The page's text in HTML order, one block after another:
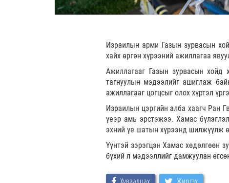
Израилын арми Газын зурвасын
хайх өргөн хүрээний ажиллагаа
Ажиллагааг Газын зурвасын хойд
тагнуулын мэдээлийг ашиглаж
ажиллагааг цогцсыг олох хүртэл
Израилын цэргийн алба хаагч Ран
үеэр амь эрстэжээ. Хамас
эхний үе шатын хүрээнд шилжүүлж
Үүнтэй зэрэгцэн Хамас хөдөлгөөн
бүхий л мэдээллийг дамжуулан